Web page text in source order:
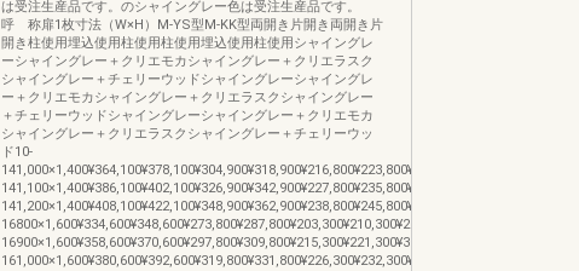
は受注生産品です。のシャイングレー色は受注生産品です。
呼 称扉1枚寸法（W×H）M-YS型M-KK型両開き片開き両開き片
開き柱使用埋込使用柱使用柱使用埋込使用柱使用シャイングレ
ーシャイングレー＋クリエモカシャイングレー＋クリエラスク
シャイングレー＋チェリーウッドシャイングレーシャイングレ
ー＋クリエモカシャイングレー＋クリエラスクシャイングレー
＋チェリーウッドシャイングレーシャイングレー＋クリエモカ
シャイングレー＋クリエラスクシャイングレー＋チェリーウッ
ド10-
141,000×1,400¥364,100¥378,100¥304,900¥318,900¥216,800¥223,800¥302,500¥243,300¥186,00011-
141,100×1,400¥386,100¥402,100¥326,900¥342,900¥227,800¥235,800¥313,900¥254,700¥191,70012-
141,200×1,400¥408,100¥422,100¥348,900¥362,900¥238,800¥245,800¥326,100¥266,900¥197,80008-
16800×1,600¥334,600¥348,600¥273,800¥287,800¥203,300¥210,300¥287,600¥226,800¥179,80009-
16900×1,600¥358,600¥370,600¥297,800¥309,800¥215,300¥221,300¥300,200¥239,400¥186,10010-
161,000×1,600¥380,600¥392,600¥319,800¥331,800¥226,300¥232,300¥312,400¥251,600¥192,20011-